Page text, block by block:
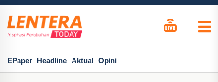
EPaper Headline Aktual Opini